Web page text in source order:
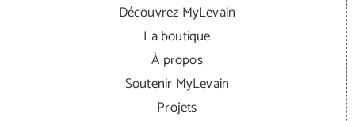
Découvrez MyLevain
La boutique
À propos
Soutenir MyLevain
Projets